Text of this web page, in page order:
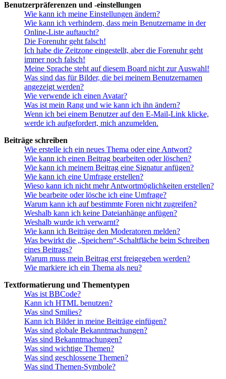
Benutzerpräferenzen und -einstellungen
Wie kann ich meine Einstellungen ändern?
Wie kann ich verhindern, dass mein Benutzername in der
Online-Liste auftaucht?
Die Forenuhr geht falsch!
Ich habe die Zeitzone eingestellt, aber die Forenuhr geht
immer noch falsch!
Meine Sprache steht auf diesem Board nicht zur Auswahl!
Was sind das für Bilder, die bei meinem Benutzernamen
angezeigt werden?
Wie verwende ich einen Avatar?
Was ist mein Rang und wie kann ich ihn ändern?
Wenn ich bei einem Benutzer auf den E-Mail-Link klicke,
werde ich aufgefordert, mich anzumelden.
Beiträge schreiben
Wie erstelle ich ein neues Thema oder eine Antwort?
Wie kann ich einen Beitrag bearbeiten oder löschen?
Wie kann ich meinem Beitrag eine Signatur anfügen?
Wie kann ich eine Umfrage erstellen?
Wieso kann ich nicht mehr Antwortmöglichkeiten erstellen?
Wie bearbeite oder lösche ich eine Umfrage?
Warum kann ich auf bestimmte Foren nicht zugreifen?
Weshalb kann ich keine Dateianhänge anfügen?
Weshalb wurde ich verwarnt?
Wie kann ich Beiträge den Moderatoren melden?
Was bewirkt die „Speichern“-Schaltfläche beim Schreiben
eines Beitrags?
Warum muss mein Beitrag erst freigegeben werden?
Wie markiere ich ein Thema als neu?
Textformatierung und Thementypen
Was ist BBCode?
Kann ich HTML benutzen?
Was sind Smilies?
Kann ich Bilder in meine Beiträge einfügen?
Was sind globale Bekanntmachungen?
Was sind Bekanntmachungen?
Was sind wichtige Themen?
Was sind geschlossene Themen?
Was sind Themen-Symbole?